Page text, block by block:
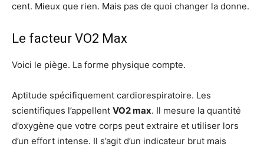
cent. Mieux que rien. Mais pas de quoi changer la donne.
Le facteur VO2 Max
Voici le piège. La forme physique compte.
Aptitude spécifiquement cardiorespiratoire. Les
scientifiques l’appellent VO2 max. Il mesure la quantité
d’oxygène que votre corps peut extraire et utiliser lors
d’un effort intense. Il s’agit d’un indicateur brut mais